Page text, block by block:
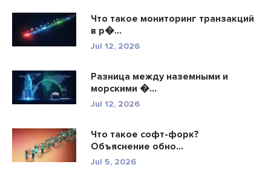
Что такое мониторинг транзакций
в р�...
Jul 12, 2026
Разница между наземными и
морскими �...
Jul 12, 2026
Что такое софт-форк?
Объяснение обно...
Jul 5, 2026